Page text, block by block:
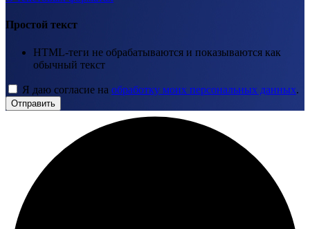
Простой текст
HTML-теги не обрабатываются и показываются как
обычный текст
Я даю согласие на обработку моих персональных данных.
Отправить